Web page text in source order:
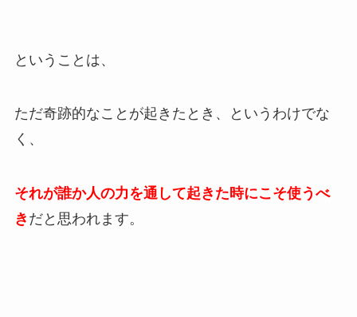
ということは、
ただ奇跡的なことが起きたとき、というわけでな
く、
それが誰か人の力を通して起きた時にこそ使うべ
き だと思われます。